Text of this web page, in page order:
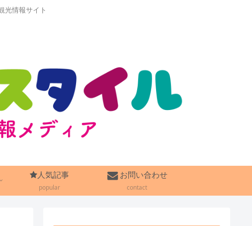
光情報サイト
人気記事
popular
お問い合わせ
contact